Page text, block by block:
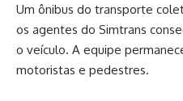
Um ônibus do transporte
os agentes do Simtrans
o veículo. A equipe
motoristas e pedestres.